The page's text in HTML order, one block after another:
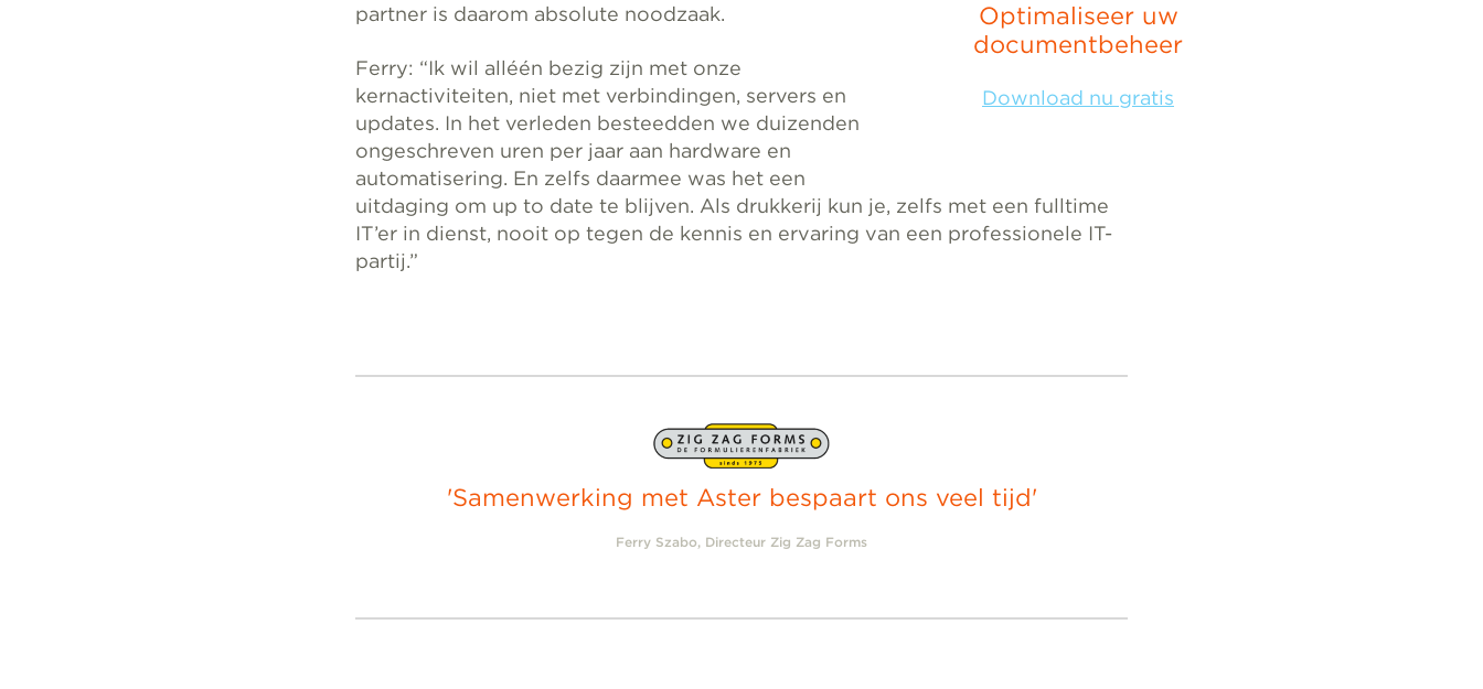
Optimaliseer uw
documentbeheer
Download nu gratis
partner is daarom absolute noodzaak.
Ferry: “Ik wil alléén bezig zijn met onze
kernactiviteiten, niet met verbindingen, servers en
updates. In het verleden besteedden we duizenden
ongeschreven uren per jaar aan hardware en
automatisering. En zelfs daarmee was het een
uitdaging om up to date te blijven. Als drukkerij kun je, zelfs met een fulltime
IT’er in dienst, nooit op tegen de kennis en ervaring van een professionele IT-
partij.”
'Samenwerking met Aster bespaart ons veel tijd'
Ferry Szabo, Directeur Zig Zag Forms